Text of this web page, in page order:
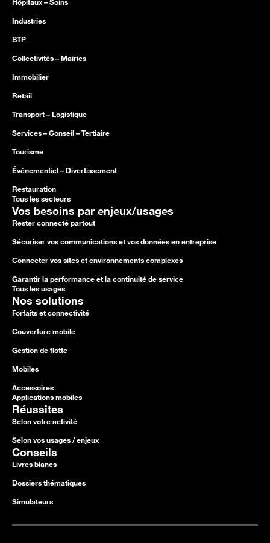
Hôpitaux – Soins
Industries
BTP
Collectivités – Mairies
Immobilier
Retail
Transport – Logistique
Services – Conseil – Tertiaire
Tourisme
Événementiel – Divertissement
Restauration
Tous les secteurs
Vos besoins par enjeux/usages
Rester connecté partout
Sécuriser vos communications et vos données en entreprise
Connecter vos sites et environnements complexes
Garantir la performance et la continuité de service
Tous les usages
Nos solutions
Forfaits et connectivité
Couverture mobile
Gestion de flotte
Mobiles
Accessoires
Applications mobiles
Réussites
Selon votre activité
Selon vos usages / enjeux
Conseils
Livres blancs
Dossiers thématiques
Simulateurs